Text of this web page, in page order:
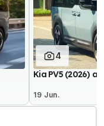
4
Kia PV5 (2026)
19 Jun.